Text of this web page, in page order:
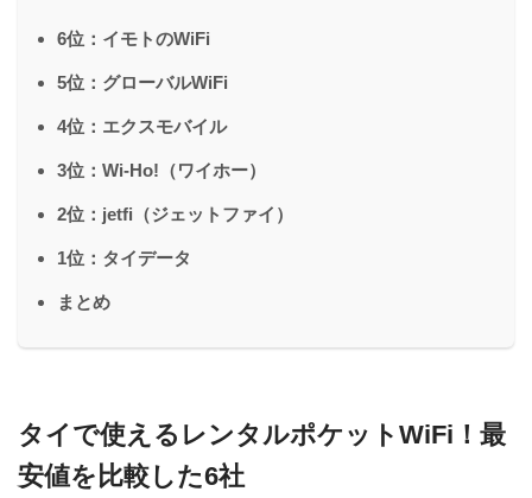
6位：イモトのWiFi
5位：グローバルWiFi
4位：エクスモバイル
3位：Wi-Ho!（ワイホー）
2位：jetfi（ジェットファイ）
1位：タイデータ
まとめ
タイで使えるレンタルポケットWiFi！最
安値を比較した6社